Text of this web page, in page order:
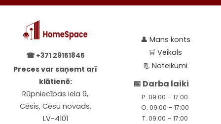
product
product
☎ +371 29151845
Preces var saņemt arī
klātienē:
Rūpniecības iela 9,
Cēsis, Cēsu novads,
LV-4101
👤 Mans konts
🛒Veikals
📃Noteikumi
📅 Darba laiki
P. 09:00 – 17:00
O. 09:00 – 17:00
T. 09:00 – 17:00